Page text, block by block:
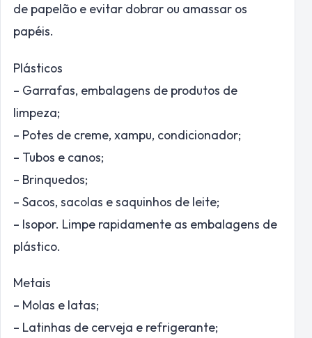
de papelão e evitar dobrar ou amassar os
papéis.
Plásticos
– Garrafas, embalagens de produtos de
limpeza;
– Potes de creme, xampu, condicionador;
– Tubos e canos;
– Brinquedos;
– Sacos, sacolas e saquinhos de leite;
– Isopor. Limpe rapidamente as embalagens de
plástico.
Metais
– Molas e latas;
– Latinhas de cerveja e refrigerante;